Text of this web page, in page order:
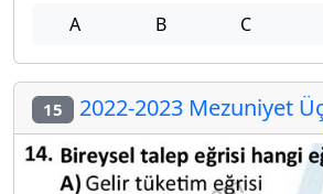
A B C
15 2022-2023 Mezuniyet Üç